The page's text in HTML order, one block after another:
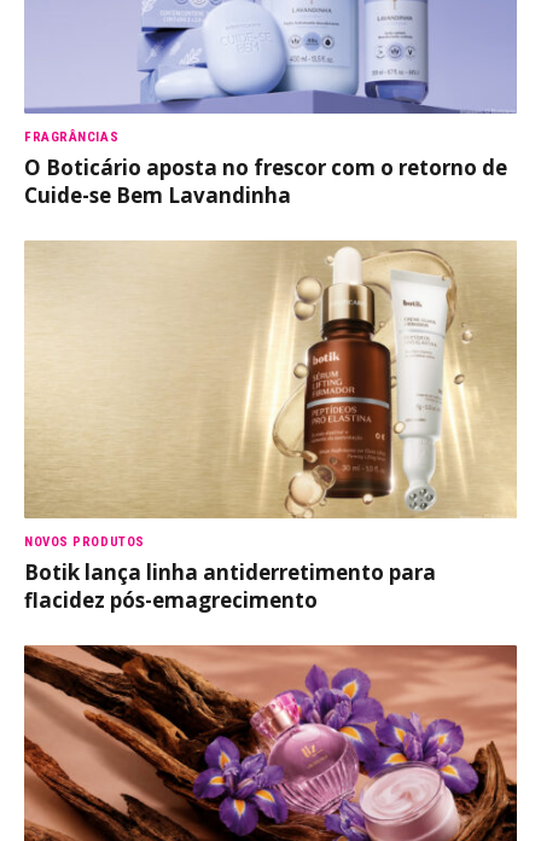
FRAGRÂNCIAS
O Boticário aposta no frescor com o retorno de
Cuide-se Bem Lavandinha
NOVOS PRODUTOS
Botik lança linha antiderretimento para
flacidez pós-emagrecimento